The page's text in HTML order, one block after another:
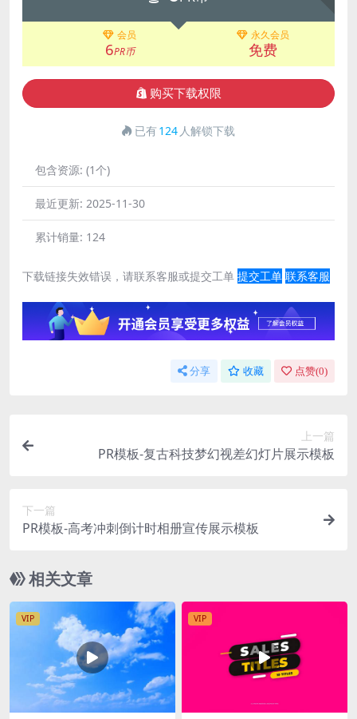
会员
6PR币
永久会员
免费
购买下载权限
已有124 人解锁下载
包含资源: (1个)
最近更新: 2025-11-30
累计销量: 124
下载链接失效错误，请联系客服或提交工单 提交工单 联系客服
分享 收藏 点赞(0)
上一篇
PR模板-复古科技梦幻视差幻灯片展示模板
下一篇
PR模板-高考冲刺倒计时相册宣传展示模板
相关文章
VIP VIP